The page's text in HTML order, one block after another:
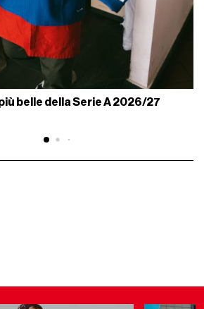
belle della Serie A 2026/27